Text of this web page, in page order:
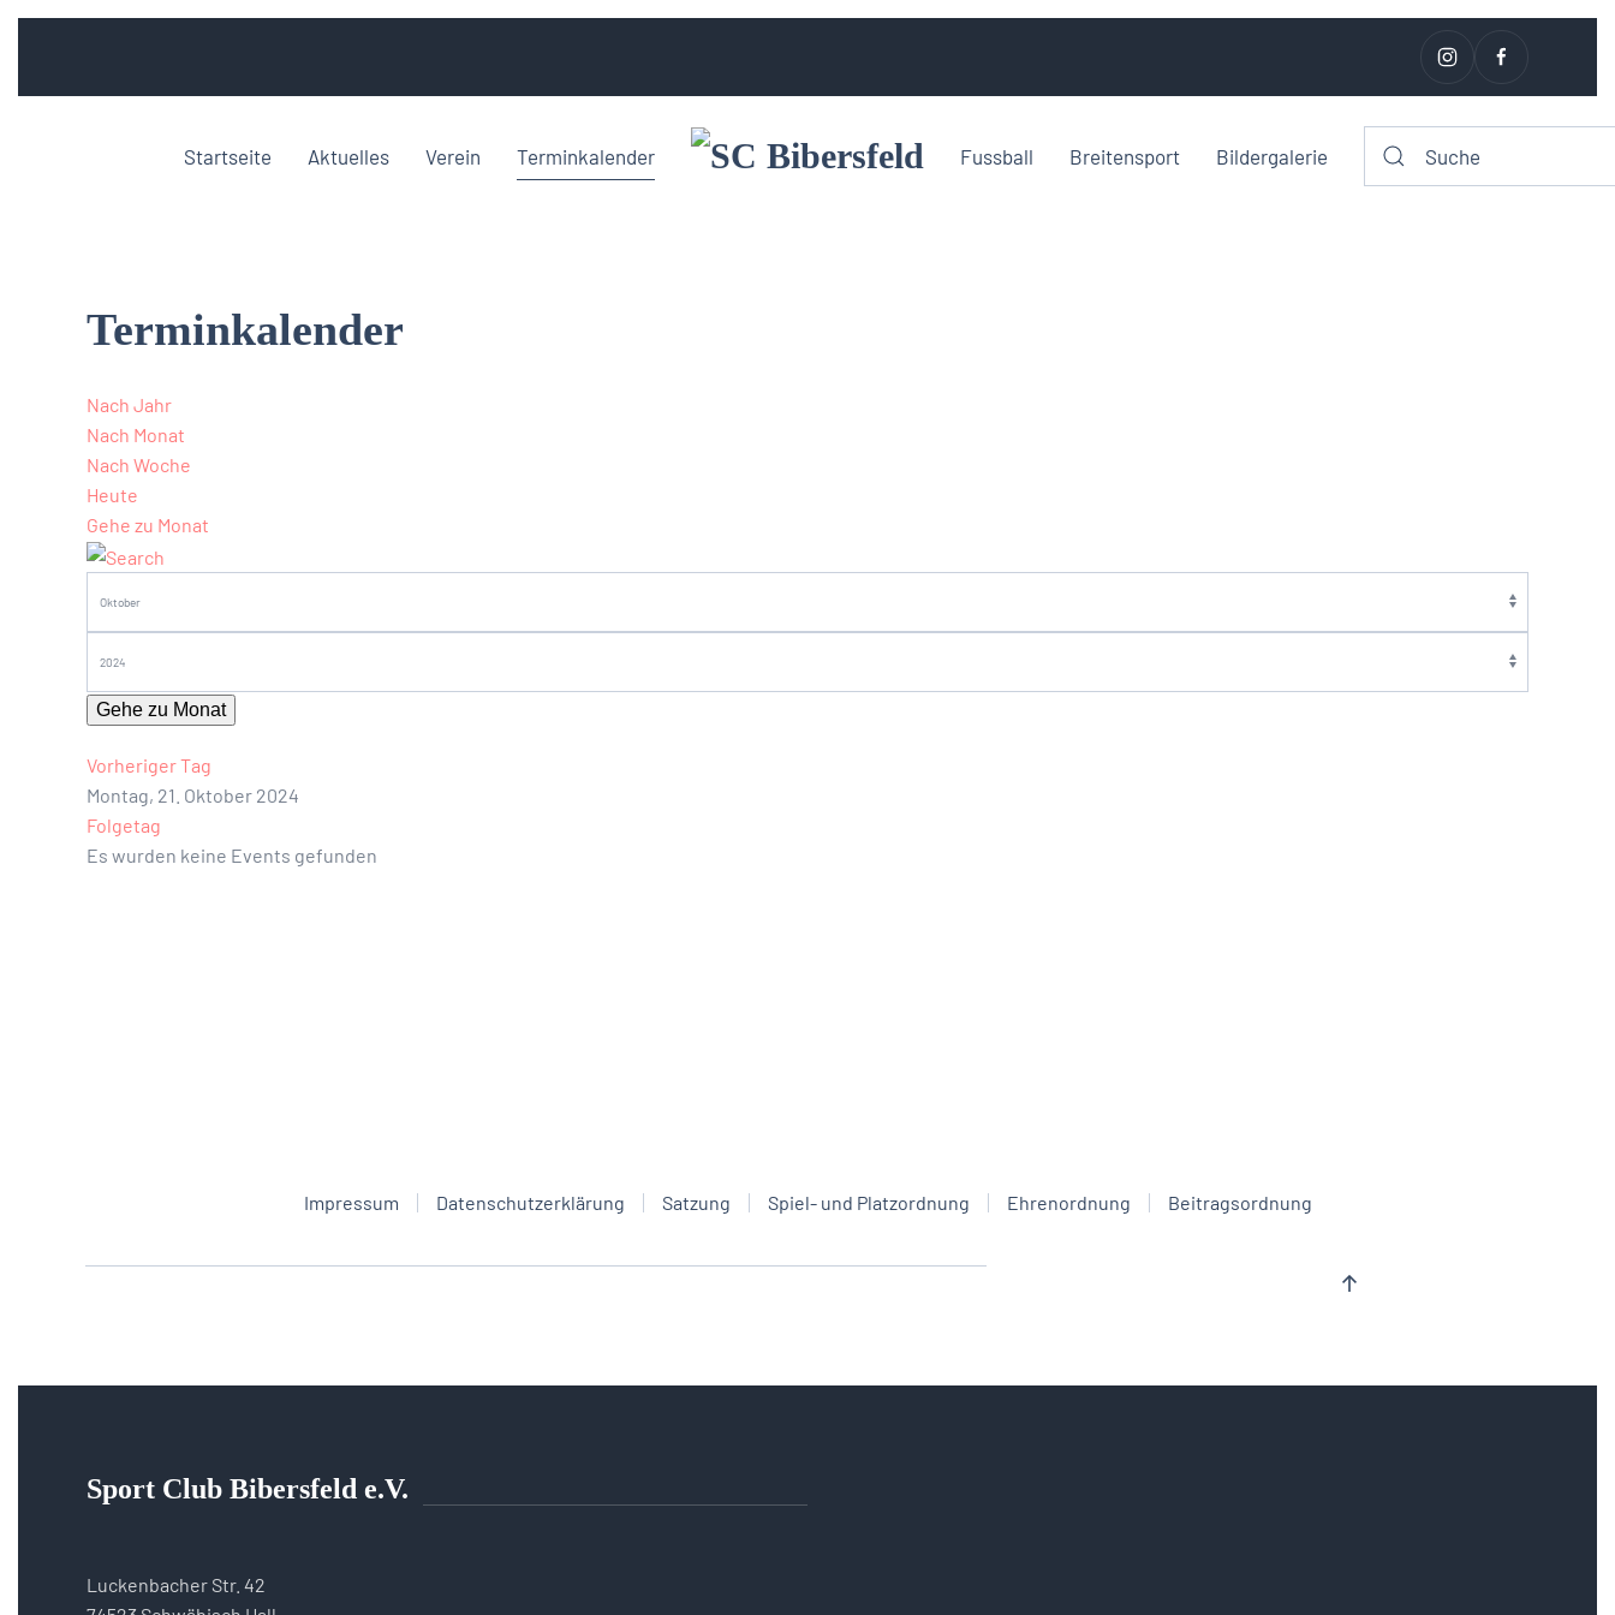
Startseite Aktuelles Verein Terminkalender Fussball Breitensport Bildergalerie
Terminkalender
Nach Jahr
Nach Monat
Nach Woche
Heute
Gehe zu Monat
Gehe zu Monat
Vorheriger Tag
Montag, 21. Oktober 2024
Folgetag
Es wurden keine Events gefunden
Impressum Datenschutzerklärung Satzung Spiel- und Platzordnung Ehrenordnung Beitragsordnung
Sport Club Bibersfeld e.V.
Luckenbacher Str. 42